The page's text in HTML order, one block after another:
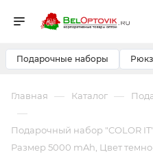
Подарочные наборы
Главная — Каталог —
—
Подарочный набор "COLOR
Размер 5000 mAh, Цвет